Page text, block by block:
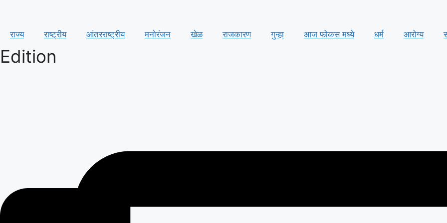
राज्य राष्ट्रीय आंतरराष्ट्रीय मनोरंजन खेळ राजकारण गुन्हा आज फोकस मध्ये धर्म आरोग्य
Edition